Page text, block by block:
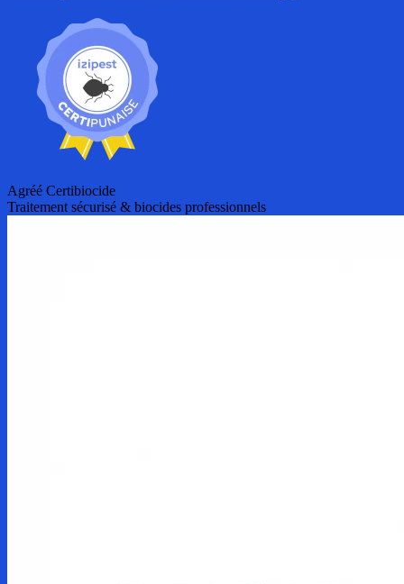
Agréé Certibiocide
Traitement sécurisé & biocides professionnels